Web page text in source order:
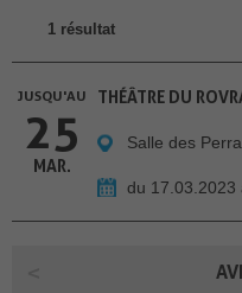
1 résultat
JUSQU'AU
25
MAR.
THÉÂTRE DU
Salle des
du 17.03.2023